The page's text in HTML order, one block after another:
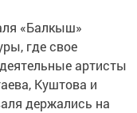
«Балкыш»
где свое
артисты
Куштова и
держались на